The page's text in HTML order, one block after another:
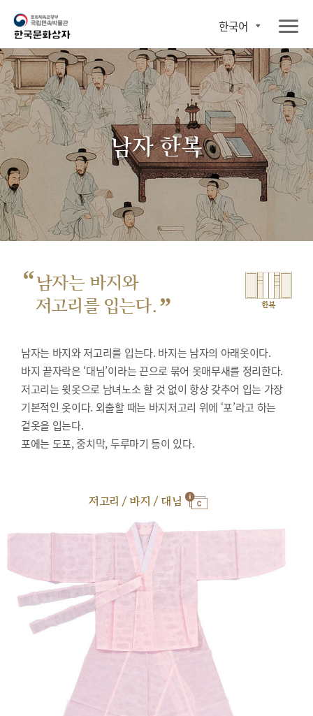
한국어
남자 한복
“남자는 바지와
저고리를 입는다. ” 한복
남자는 바지와 저고리를 입는다. 바지는 남자의 아래옷이다.
바지 끝자락은 ‘대님’이라는 끈으로 묶어 옷매무새를 정리한다.
저고리는 윗옷으로 남녀노소 할 것 없이 항상 갖추어 입는 가장
기본적인 옷이다. 외출할 때는 바지저고리 위에 ‘포’라고 하는
겉옷을 입는다.
포에는 도포, 중치막, 두루마기 등이 있다.
저고리 / 바지 / 대님